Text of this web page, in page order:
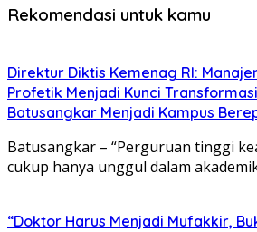
Rekomendasi untuk kamu
Direktur Diktis Kemenag RI:
Profetik Menjadi Kunci Transformasi
Batusangkar Menjadi Kampus
Batusangkar – “Perguruan tinggi
cukup hanya unggul dalam
“Doktor Harus Menjadi Mufakkir,